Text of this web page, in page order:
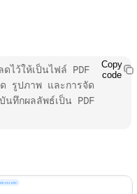
ไว้ให้เป็นไฟล์ PDF
รูปภาพ และการจัด
นทึกผลลัพธ์เป็น PDF
Copy
code